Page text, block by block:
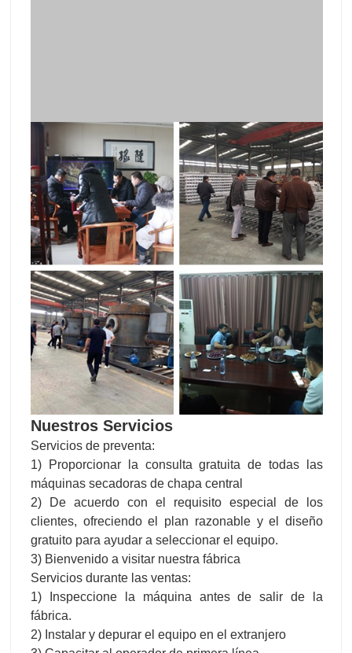
Nuestros Servicios
Servicios de preventa:
1) Proporcionar la consulta gratuita de todas las
máquinas secadoras de chapa central
2) De acuerdo con el requisito especial de los
clientes, ofreciendo el plan razonable y el diseño
gratuito para ayudar a seleccionar el equipo.
3) Bienvenido a visitar nuestra fábrica
Servicios durante las ventas:
1) Inspeccione la máquina antes de salir de la
fábrica.
2) Instalar y depurar el equipo en el extranjero
3) Capacitar al operador de primera línea.
Servicios postventa: